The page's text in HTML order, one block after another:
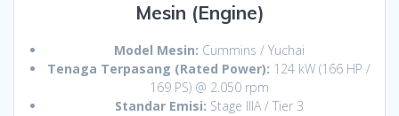
Mesin (Engine)
Model Mesin: Cummins / Yuchai
Tenaga Terpasang (Rated Power): 124 kW (166 HP /
169 PS) @ 2.050 rpm
Standar Emisi: Stage IIIA / Tier 3